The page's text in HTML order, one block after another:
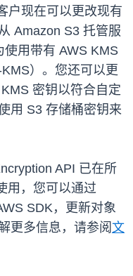
户现在可以更改现有
Amazon S3 托管服
用带有 AWS KMS
）。您还可以更
密钥以符合自定
用 S3 存储桶密钥来
API 已在所
用，您可以通过
SDK，更新对象
更多信息，请参阅 文